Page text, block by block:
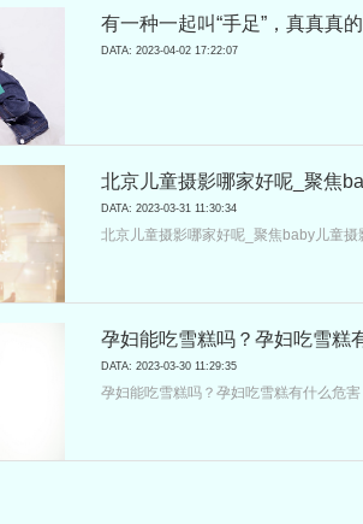
有一种一起叫“手足”，真真真
童摄影
DATA: 2023-04-02 17:22:07
北京儿童摄影哪家好呢_聚焦
DATA: 2023-03-31 11:30:34
北京儿童摄影哪家好呢_聚焦baby儿童摄
孕妇能吃雪糕吗？孕妇吃雪糕
DATA: 2023-03-30 11:29:35
孕妇能吃雪糕吗？孕妇吃雪糕有什么危